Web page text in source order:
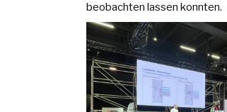
beobachten lassen konnten.